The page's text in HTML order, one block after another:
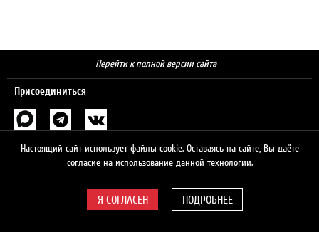
Перейти к полной версии сайта
Присоединиться
Поиск
Настоящий сайт использует файлы cookie. Оставаясь на сайте, Вы даёте
согласие на использование данной технологии.
ПОДРОБНЕЕ